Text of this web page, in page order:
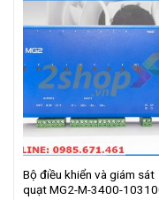
Bộ điều khiển và giám sát
quạt MG2-M-3400-